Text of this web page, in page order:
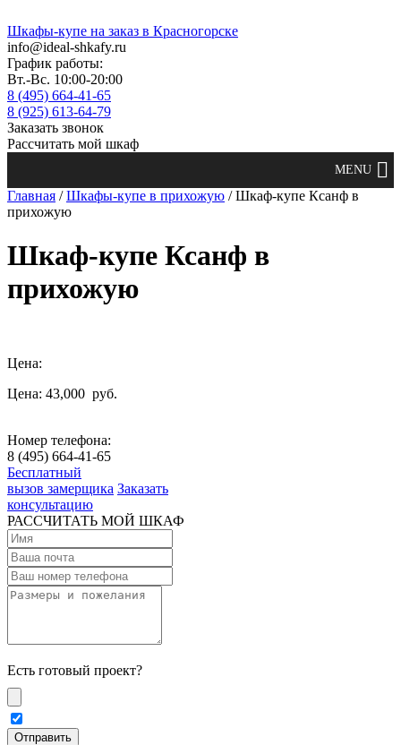
Шкафы-купе на заказ в Красногорске
info@ideal-shkafy.ru
График работы:
Вт.-Вс. 10:00-20:00
8 (495) 664-41-65
8 (925) 613-64-79
Заказать звонок
Рассчитать мой шкаф
Главная /Шкафы-купе в прихожую / Шкаф-купе Ксанф в
прихожую
Шкаф-купе Ксанф в
прихожую
Цена:
Цена: 43,000 руб.
Номер телефона:
8 (495) 664-41-65
Бесплатный
вызов замерщика Заказать
консультацию
РАССЧИТАТЬ МОЙ ШКАФ
Есть готовый проект?